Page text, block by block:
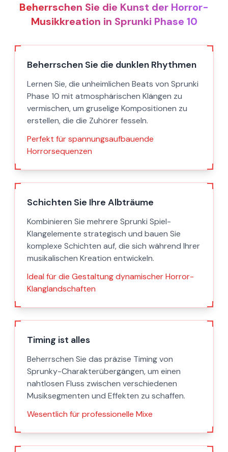
Beherrschen Sie die Kunst der Horror-
Musikkreation in Sprunki Phase 10
Beherrschen Sie die dunklen Rhythmen
Lernen Sie, die unheimlichen Beats von Sprunki
Phase 10 mit atmosphärischen Klängen zu
vermischen, um gruselige Kompositionen zu
erstellen, die die Zuhörer fesseln.
Perfekt für spannungsaufbauende
Horrorsequenzen
Schichten Sie Ihre Albträume
Kombinieren Sie mehrere Sprunki Spiel-
Klangelemente strategisch und bauen Sie
komplexe Schichten auf, die sich während Ihrer
musikalischen Kreation entwickeln.
Ideal für die Gestaltung dynamischer Horror-
Klanglandschaften
Timing ist alles
Beherrschen Sie das präzise Timing von
Sprunky-Charakterübergängen, um einen
nahtlosen Fluss zwischen verschiedenen
Musiksegmenten und Effekten zu schaffen.
Wesentlich für professionelle Mixe